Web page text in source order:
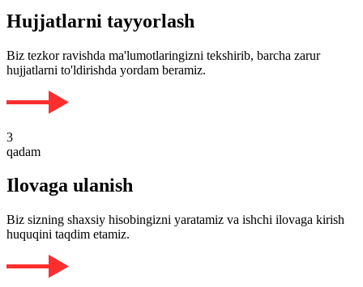
Hujjatlarni tayyorlash
Biz tezkor ravishda ma'lumotlaringizni tekshirib, barcha zarur
hujjatlarni to'ldirishda yordam beramiz.
3
qadam
Ilovaga ulanish
Biz sizning shaxsiy hisobingizni yaratamiz va ishchi ilovaga kirish
huquqini taqdim etamiz.